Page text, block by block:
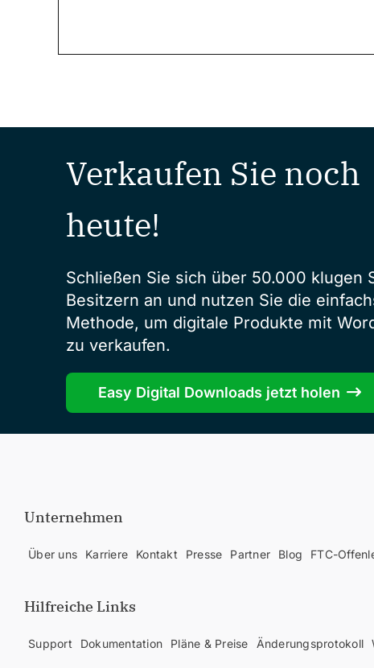
Verkaufen Sie noch
heute!
Schließen Sie sich über 50.000 klugen
Besitzern an und nutzen Sie die
Methode, um digitale Produkte mit
zu verkaufen.
Easy Digital Downloads jetzt holen
Unternehmen
Über uns Karriere Kontakt Presse Partner Blog FTC-
Hilfreiche Links
Support Dokumentation Pläne & Preise Änderungsprotokoll